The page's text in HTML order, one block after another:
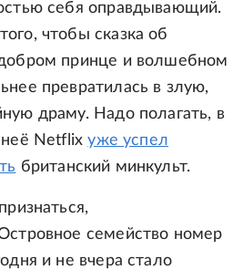
себя оправдывающий.
чтобы сказка об
принце и волшебном
превратилась в злую,
драму. Надо полагать, в
неё Netflixуже успел
британский минкульт.
семейство номер
и не вчера стало